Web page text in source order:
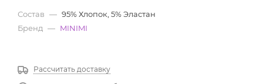
Состав — 95% Хлопок, 5% Эластан
Бренд — MINIMI
Рассчитать доставку